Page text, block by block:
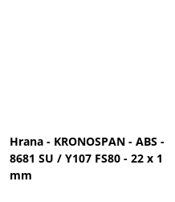
Hrana - KRONOSPAN - ABS -
8681 SU / Y107 FS80 - 22 x 1
mm